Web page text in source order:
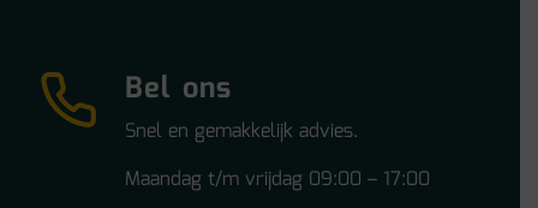
Bel ons
Snel en gemakkelijk advies.
Maandag t/m vrijdag 09:00 – 17:00